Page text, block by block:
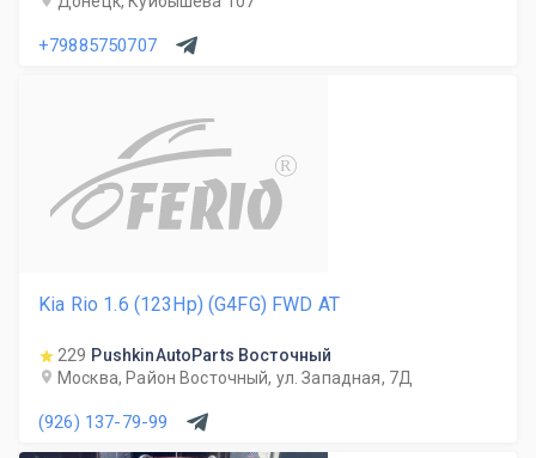
+79885750707
R
Kia Rio 1.6 (123Hp) (G4FG) FWD AT
229 PushkinAutoParts Восточный
Москва, Район Восточный, ул. Западная, 7Д
(926) 137-79-99